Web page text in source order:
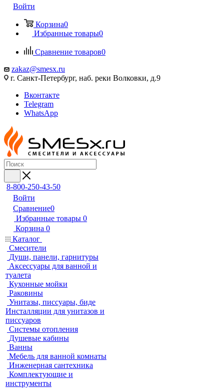
Войти
Корзина0
Избранные товары0
Сравнение товаров0
zakaz@smesx.ru
г. Санкт-Петербург, наб. реки Волковки, д.9
Вконтакте
Telegram
WhatsApp
8-800-250-43-50
Войти
Сравнение0
Избранные товары 0
Корзина 0
Каталог
Смесители
Души, панели, гарнитуры
Аксессуары для ванной и
туалета
Кухонные мойки
Раковины
Унитазы, писсуары, биде
Инсталляции для унитазов и
писсуаров
Системы отопления
Душевые кабины
Ванны
Мебель для ванной комнаты
Инженерная сантехника
Комплектующие и
инструменты